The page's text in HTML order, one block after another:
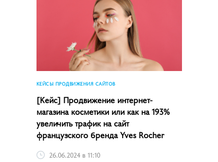
КЕЙСЫ ПРОДВИЖЕНИЯ САЙТОВ
[Кейс] Продвижение интернет-
магазина косметики или как на 193%
увеличить трафик на сайт
французского бренда Yves Rocher
26.06.2024 в 11:10